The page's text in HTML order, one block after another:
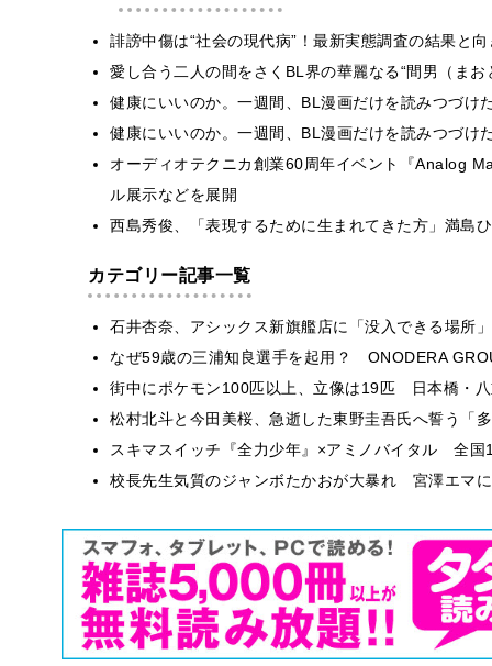
誹謗中傷は“社会の現代病”！最新実態調査の結果と
愛し合う二人の間をさくBL界の華麗なる“間男（まお
健康にいいのか。一週間、BL漫画だけを読みつづけ
健康にいいのか。一週間、BL漫画だけを読みつづけ
オーディオテクニカ創業60周年イベント『Analog
ル展示などを展開
西島秀俊、「表現するために生まれてきた方」満島
カテゴリー記事一覧
石井杏奈、アシックス新旗艦店に「没入できる場所
なぜ59歳の三浦知良選手を起用？ ONODERA
街中にポケモン100匹以上、立像は19匹 日本橋・
松村北斗と今田美桜、急逝した東野圭吾氏へ誓う「
スキマスイッチ『全力少年』×アミノバイタル 全国
校長先生気質のジャンボたかおが大暴れ 宮澤エマ